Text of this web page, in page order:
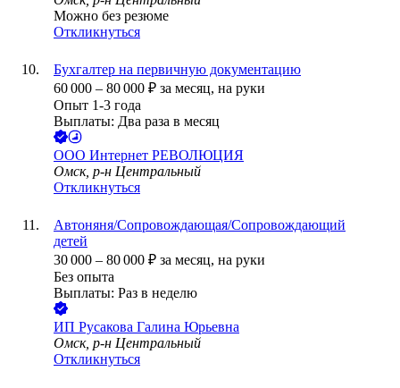
Можно без резюме
Откликнуться
Бухгалтер на первичную документацию
60 000 – 80 000 ₽ за месяц, на руки
Опыт 1-3 года
Выплаты: Два раза в месяц
ООО Интернет РЕВОЛЮЦИЯ
Омск, р-н Центральный
Откликнуться
Автоняня/Сопровождающая/Сопровождающий
детей
30 000 – 80 000 ₽ за месяц, на руки
Без опыта
Выплаты: Раз в неделю
ИП Русакова Галина Юрьевна
Омск, р-н Центральный
Откликнуться